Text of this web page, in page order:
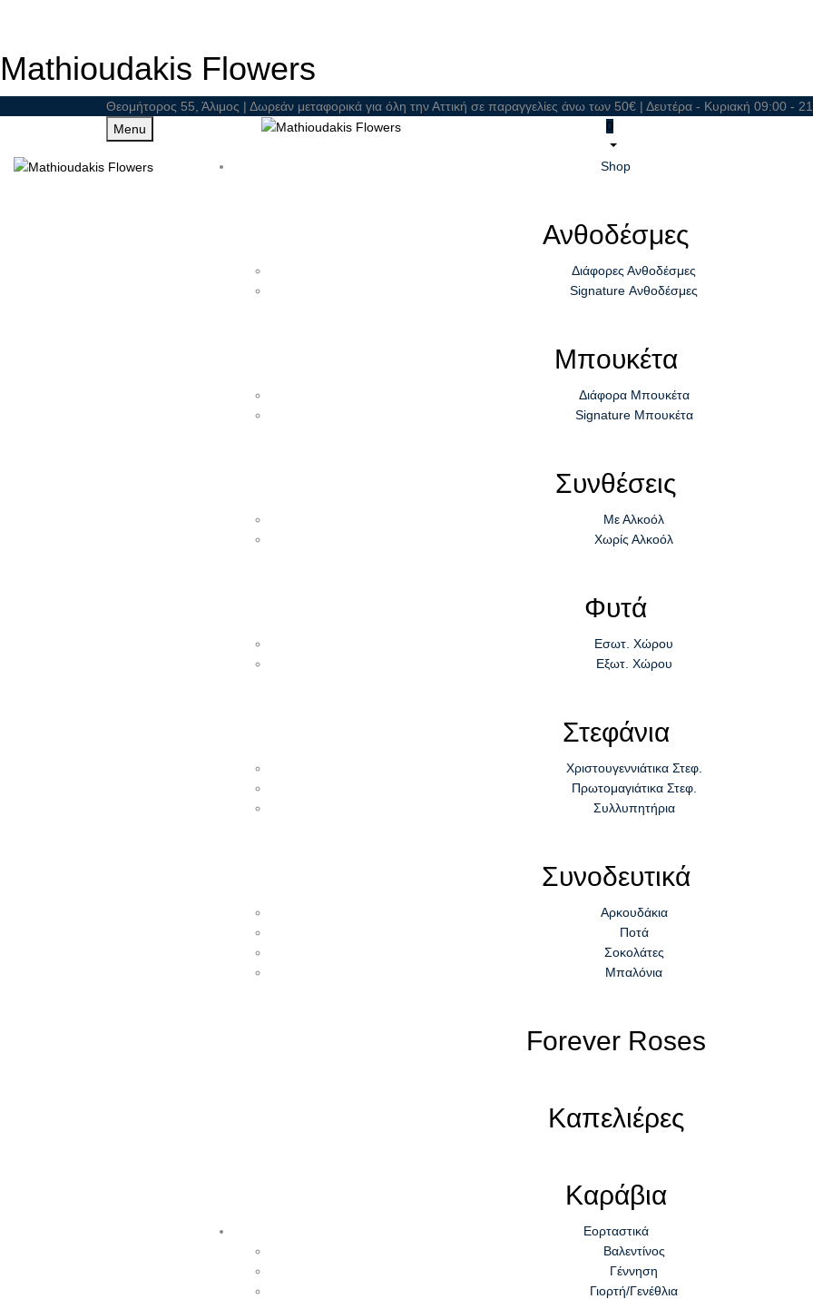
Mathioudakis Flowers
Θεομήτορος 55, Άλιμος | Δωρεάν μεταφορικά για όλη την Αττική σε παραγγελίες άνω των 50€ | Δευτέρα - Κυριακή 09:00
Menu
0
Shop
Ανθοδέσμες
Διάφορες Ανθοδέσμες
Signature Ανθοδέσμες
Μπουκέτα
Διάφορα Μπουκέτα
Signature Μπουκέτα
Συνθέσεις
Με Αλκοόλ
Χωρίς Αλκοόλ
Φυτά
Εσωτ. Χώρου
Εξωτ. Χώρου
Στεφάνια
Χριστουγεννιάτικα Στεφ.
Πρωτομαγιάτικα Στεφ.
Συλλυπητήρια
Συνοδευτικά
Αρκουδάκια
Ποτά
Σοκολάτες
Μπαλόνια
Forever Roses
Καπελιέρες
Καράβια
Εορταστικά
Βαλεντίνος
Γέννηση
Γιορτή/Γενέθλια